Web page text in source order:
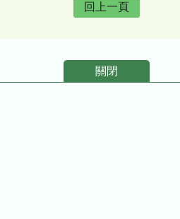
回上一頁
關閉